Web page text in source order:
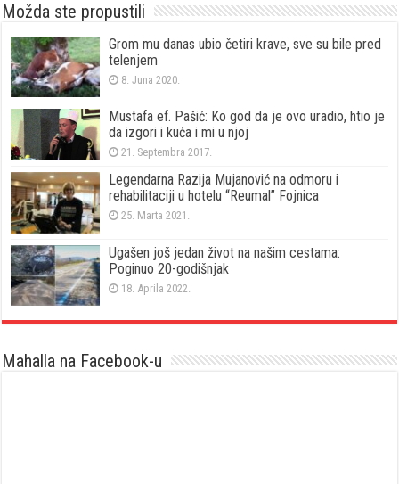
Možda ste propustili
Grom mu danas ubio četiri krave, sve su bile pred
telenjem
8. Juna 2020.
Mustafa ef. Pašić: Ko god da je ovo uradio, htio je
da izgori i kuća i mi u njoj
21. Septembra 2017.
Legendarna Razija Mujanović na odmoru i
rehabilitaciji u hotelu “Reumal” Fojnica
25. Marta 2021.
Ugašen još jedan život na našim cestama:
Poginuo 20-godišnjak
18. Aprila 2022.
Mahalla na Facebook-u